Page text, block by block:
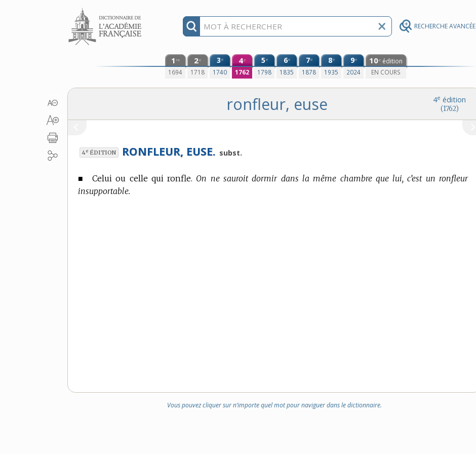
RECHERCHE AVANCÉE
Aller au contenu
1 re
1694
2e
1718
3e
1740
4e
1762
5e
1798
6e
1835
7e
1878
8e
1935
9e
2024
10e édition
EN COURS
4e édition
(1762)
ronfleur, euse
4e ÉDITION RONFLEUR, EUSE. subst.
■ Celui ou celle qui ronfle. On ne sauroit dormir dans la même chambre que lui, c’est un ronfleur
insupportable.
Vous pouvez cliquer sur n’importe quel mot pour naviguer dans le dictionnaire.